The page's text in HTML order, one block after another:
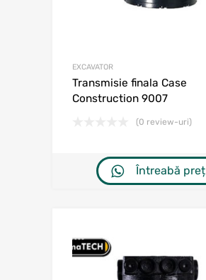
EXCAVATOR
Transmisie finala Case
Construction 9007
(0 review-uri)
Întreabă preț